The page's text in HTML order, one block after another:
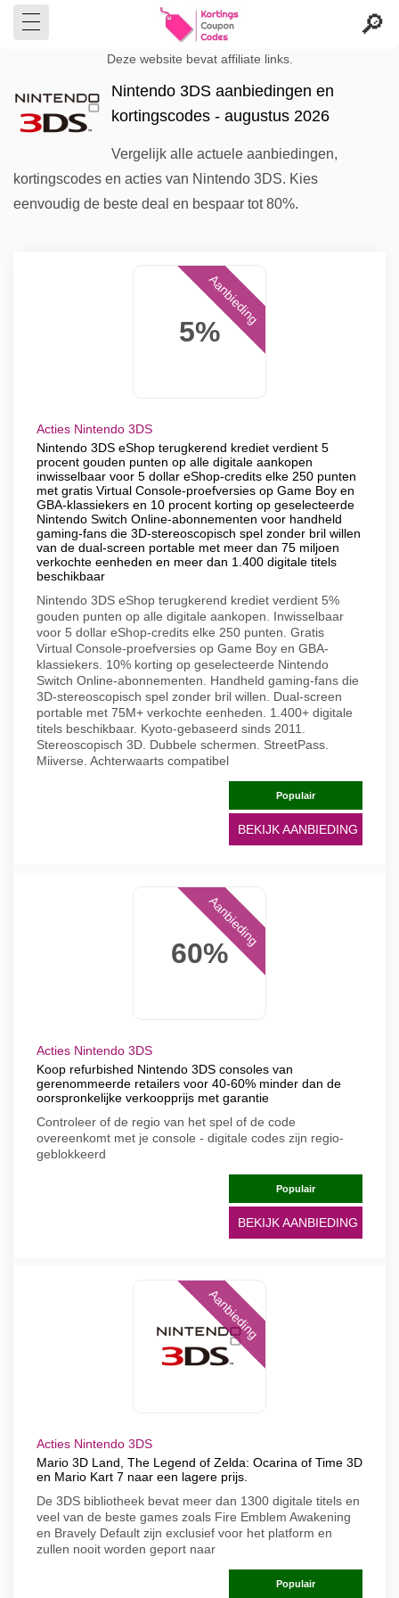
Deze website bevat affiliate links.
Nintendo 3DS aanbiedingen en
kortingscodes - augustus 2026
Vergelijk alle actuele aanbiedingen,
kortingscodes en acties van Nintendo 3DS. Kies
eenvoudig de beste deal en bespaar tot 80%.
5%
Aanbieding
Acties Nintendo 3DS
Nintendo 3DS eShop terugkerend krediet verdient 5
procent gouden punten op alle digitale aankopen
inwisselbaar voor 5 dollar eShop-credits elke 250 punten
met gratis Virtual Console-proefversies op Game Boy en
GBA-klassiekers en 10 procent korting op geselecteerde
Nintendo Switch Online-abonnementen voor handheld
gaming-fans die 3D-stereoscopisch spel zonder bril willen
van de dual-screen portable met meer dan 75 miljoen
verkochte eenheden en meer dan 1.400 digitale titels
beschikbaar
Nintendo 3DS eShop terugkerend krediet verdient 5%
gouden punten op alle digitale aankopen. Inwisselbaar
voor 5 dollar eShop-credits elke 250 punten. Gratis
Virtual Console-proefversies op Game Boy en GBA-
klassiekers. 10% korting op geselecteerde Nintendo
Switch Online-abonnementen. Handheld gaming-fans die
3D-stereoscopisch spel zonder bril willen. Dual-screen
portable met 75M+ verkochte eenheden. 1.400+ digitale
titels beschikbaar. Kyoto-gebaseerd sinds 2011.
Stereoscopisch 3D. Dubbele schermen. StreetPass.
Miiverse. Achterwaarts compatibel
Populair
BEKIJK AANBIEDING
60%
Aanbieding
Acties Nintendo 3DS
Koop refurbished Nintendo 3DS consoles van
gerenommeerde retailers voor 40-60% minder dan de
oorspronkelijke verkoopprijs met garantie
Controleer of de regio van het spel of de code
overeenkomt met je console - digitale codes zijn regio-
geblokkeerd
Populair
BEKIJK AANBIEDING
Aanbieding
Acties Nintendo 3DS
Mario 3D Land, The Legend of Zelda: Ocarina of Time 3D
en Mario Kart 7 naar een lagere prijs.
De 3DS bibliotheek bevat meer dan 1300 digitale titels en
veel van de beste games zoals Fire Emblem Awakening
en Bravely Default zijn exclusief voor het platform en
zullen nooit worden geport naar
Populair